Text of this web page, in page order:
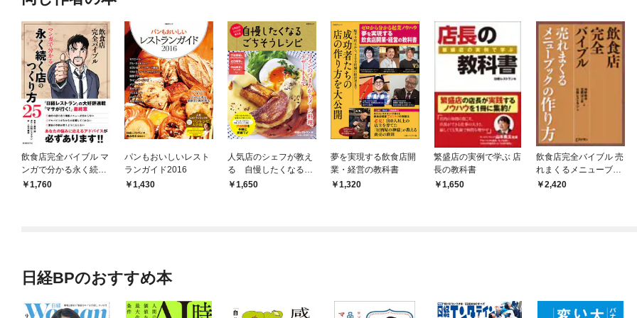
飲食店完全バイブル マ
ンガで分かる永く続く
店のつくり方25
1,760
パンもおいしいレスト
ランガイド2016
1,430
人気店のシェフが教え
る 自慢したくなるご
ちそうレシピ
1,650
夢を実現する飲食店開
業・経営の教科書
1,320
繁盛店の実例で学ぶ 店
長の教科書
1,650
飲食店完全バイブル 売
れまくるメニューブッ
クの作り方
2,420
日経BPのおすすめ本